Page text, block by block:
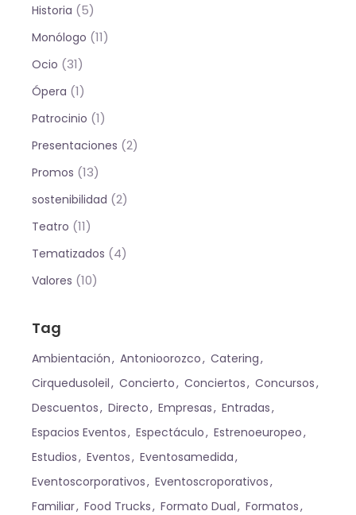
Historia (5)
Monólogo (11)
Ocio (31)
Ópera (1)
Patrocinio (1)
Presentaciones (2)
Promos (13)
sostenibilidad (2)
Teatro (11)
Tematizados (4)
Valores (10)
Tag
Ambientación Antonioorozco
Catering
Cirquedusoleil
Concierto Conciertos
Concursos
Descuentos
Directo Empresas
Entradas
Espacios Eventos
Espectáculo
Estrenoeuropeo
Estudios
Eventos
Eventosamedida
Eventoscorporativos
Eventoscroporativos
Familiar
Food Trucks Formato Dual
Formatos